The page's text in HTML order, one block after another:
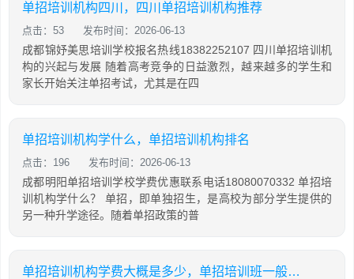
单招培训机构四川，四川单招培训机构推荐
点击：53 发布时间：2026-06-13
成都锦妤美思培训学校报名热线18382252107 四川单招培训机
构的兴起与发展 随着高考竞争的日益激烈，越来越多的学生和
家长开始关注单招考试，尤其是在四
单招培训机构学什么，单招培训机构排名
点击：196 发布时间：2026-06-13
成都明阳单招培训学校学费优惠联系电话18080070332 单招培
训机构学什么？ 单招，即单独招生，是高校为部分学生提供的
另一种升学途径。随着单招政策的普
单招培训机构学费大概是多少，单招培训班一般多少钱